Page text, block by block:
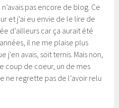
pas encore de blog. Ce
et j’ai eu envie de le lire de
d’ailleurs car ça aurait été
il ne me plaise plus
j’en avais, soit ternis. Mais non,
coup de coeur, un de mes
ne regrette pas de l’avoir relu